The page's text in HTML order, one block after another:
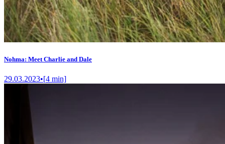
Nohma: Meet Charlie and Dale
29.03.2023•[4 min]